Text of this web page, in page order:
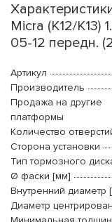
Micra (K12/K13)
05-12 передн.
Артикул
Производитель
Продажа на другие
платформы
Количество
Сторона установки
Тип тормозного
Ø фаски [мм]
Внутренний диаметр
Диаметр